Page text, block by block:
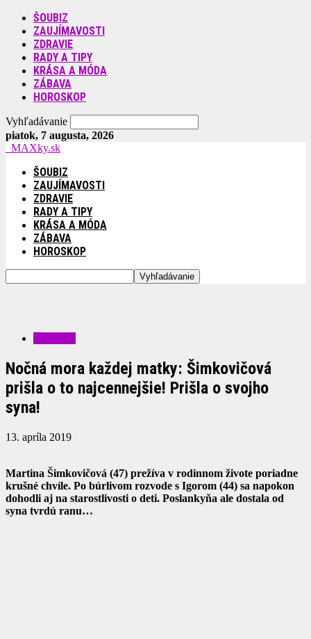
ŠOUBIZ
ZAUJÍMAVOSTI
ZDRAVIE
RADY A TIPY
KRÁSA A MÓDA
ZÁBAVA
HOROSKOP
Vyhľadávanie
piatok, 7 augusta, 2026
MAXky.sk
ŠOUBIZ
ZAUJÍMAVOSTI
ZDRAVIE
RADY A TIPY
KRÁSA A MÓDA
ZÁBAVA
HOROSKOP
Nočná mora každej matky: Šimkovičová
prišla o to najcennejšie! Prišla o svojho
syna!
13. apríla 2019
Martina Šimkovičová (47) prežíva v rodinnom živote poriadne
krušné chvíle. Po búrlivom rozvode s Igorom (44) sa napokon
dohodli aj na starostlivosti o deti. Poslankyňa ale dostala od
syna tvrdú ranu…